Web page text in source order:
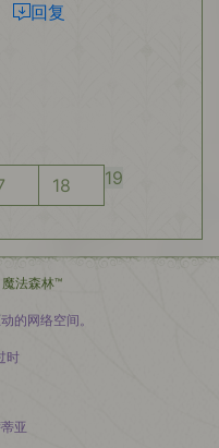
回复
18 19
魔法森林™
的网络空间。
时
亚